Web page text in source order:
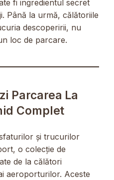
fi ingredientul secret
Până la urmă, călătoriile
descoperirii, nu
loc de parcare.
Parcarea La
Complet
și trucurilor
o colecție de
de la călători
aeroporturilor. Aceste